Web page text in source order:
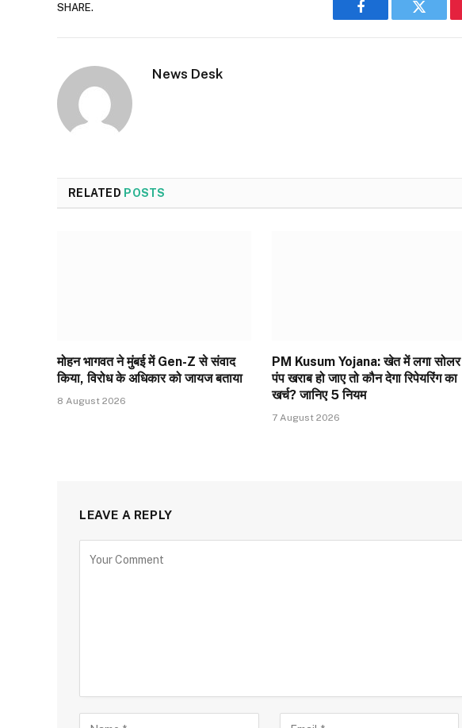
SHARE.
Facebook Twitter
News Desk
RELATED POSTS
मोहन भागवत ने मुंबई में Gen-Z से संवाद
किया, विरोध के अधिकार को जायज बताया
8 August 2026
PM Kusum Yojana: खेत में लगा सोलर
पंप खराब हो जाए तो कौन देगा रिपेयरिंग का
खर्च? जानिए 5 नियम
7 August 2026
LEAVE A REPLY